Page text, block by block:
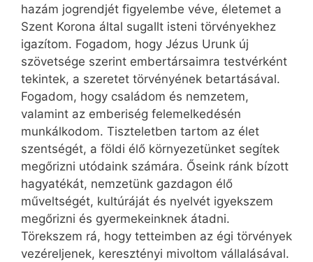
hazám jogrendjét figyelembe véve, életemet a
Szent Korona által sugallt isteni törvényekhez
igazítom. Fogadom, hogy Jézus Urunk új
szövetsége szerint embertársaimra testvérként
tekintek, a szeretet törvényének betartásával.
Fogadom, hogy családom és nemzetem,
valamint az emberiség felemelkedésén
munkálkodom. Tiszteletben tartom az élet
szentségét, a földi élő környezetünket segítek
megőrizni utódaink számára. Őseink ránk bízott
hagyatékát, nemzetünk gazdagon élő
műveltségét, kultúráját és nyelvét igyekszem
megőrizni és gyermekeinknek átadni.
Törekszem rá, hogy tetteimben az égi törvények
vezéreljenek, keresztényi mivoltom vállalásával.